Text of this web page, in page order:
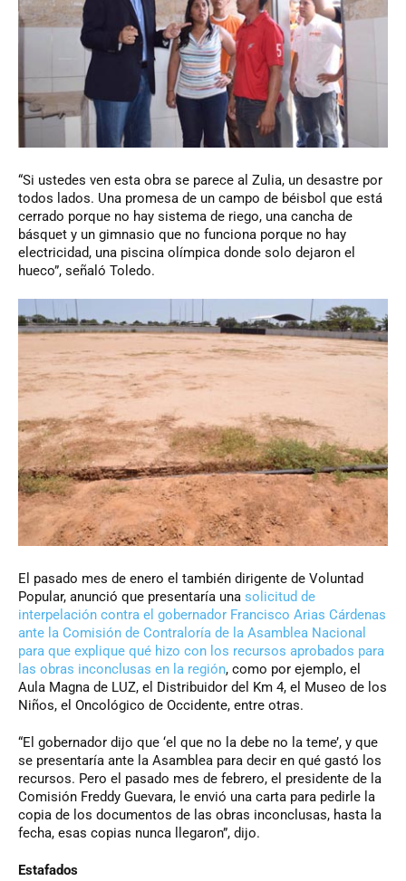
“Si ustedes ven esta obra se parece al Zulia, un desastre por
todos lados. Una promesa de un campo de béisbol que está
cerrado porque no hay sistema de riego, una cancha de
básquet y un gimnasio que no funciona porque no hay
electricidad, una piscina olímpica donde solo dejaron el
hueco”, señaló Toledo.
El pasado mes de enero el también dirigente de Voluntad
Popular, anunció que presentaría una solicitud de
interpelación contra el gobernador Francisco Arias Cárdenas
ante la Comisión de Contraloría de la Asamblea Nacional
para que explique qué hizo con los recursos aprobados para
las obras inconclusas en la región, como por ejemplo, el
Aula Magna de LUZ, el Distribuidor del Km 4, el Museo de los
Niños, el Oncológico de Occidente, entre otras.
“El gobernador dijo que ‘el que no la debe no la teme’, y que
se presentaría ante la Asamblea para decir en qué gastó los
recursos. Pero el pasado mes de febrero, el presidente de la
Comisión Freddy Guevara, le envió una carta para pedirle la
copia de los documentos de las obras inconclusas, hasta la
fecha, esas copias nunca llegaron”, dijo.
Estafados